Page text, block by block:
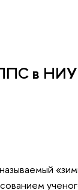
ППС в